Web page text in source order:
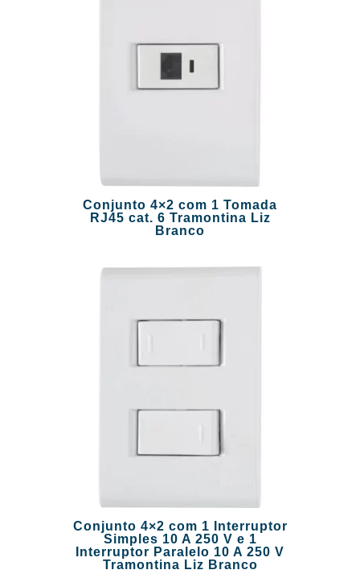
Conjunto 4×2 com 1 Tomada
RJ45 cat. 6 Tramontina Liz
Branco
Conjunto 4×2 com 1 Interruptor
Simples 10 A 250 V e 1
Interruptor Paralelo 10 A 250 V
Tramontina Liz Branco